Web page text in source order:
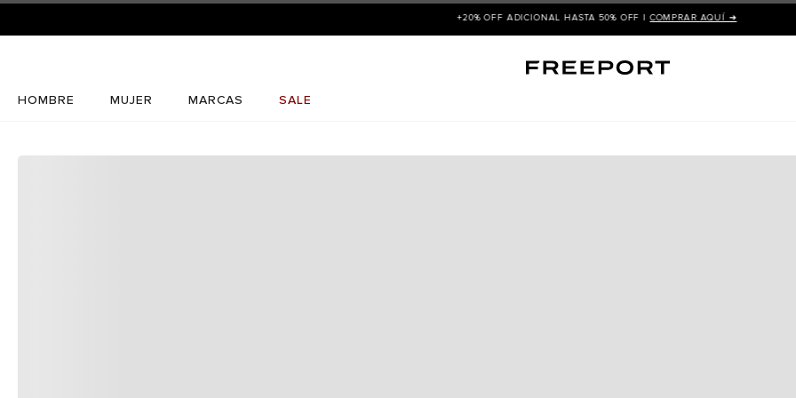
+20% OFF ADICIONAL HASTA 50% OFF |COMPRAR AQUÍ ➜
HOMBRE MUJER MARCAS SALE